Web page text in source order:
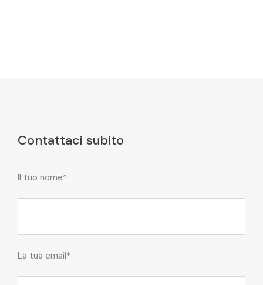
Contattaci subito
Il tuo nome*
La tua email*